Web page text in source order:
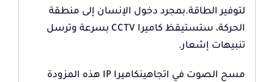
لتوفير الطاقة.بمجرد دخول الإنسان إلى منطقة
الحركة، ستستيقظ كاميرا CCTV بسرعة وترسل
تنبيهات إشعار.
مسح الصوت في اتجاهينكاميرا IP هذه المزودة